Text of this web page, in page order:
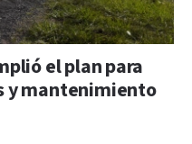
el plan para
y mantenimiento